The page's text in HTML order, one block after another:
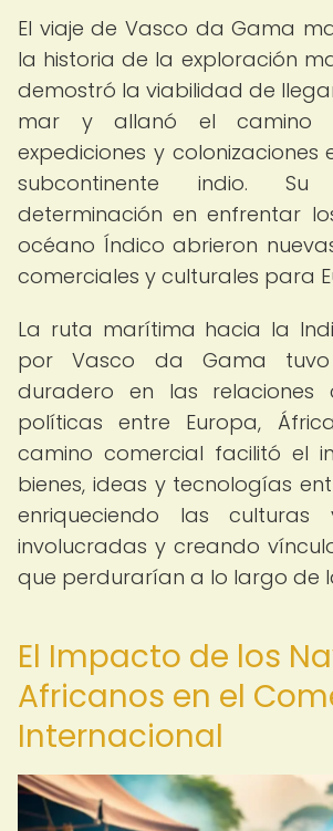
El viaje de Vasco da Gama
la historia de la exploración
demostró la viabilidad de
mar y allanó el camino
expediciones y colonizaciones
subcontinente indio.
determinación en enfrentar
océano Índico abrieron
comerciales y culturales para
La ruta marítima hacia la
por Vasco da Gama
duradero en las relaciones
políticas entre Europa,
camino comercial facilitó el
bienes, ideas y tecnologías
enriqueciendo las culturas
involucradas y creando
que perdurarían a lo largo de
El Impacto de los
Africanos en el
Internacional